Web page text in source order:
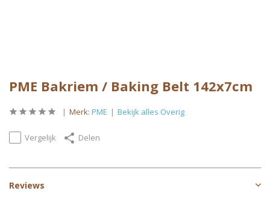
PME Bakriem / Baking Belt 142x7cm
Merk: PME Bekijk alles Overig
Vergelijk Delen
Reviews